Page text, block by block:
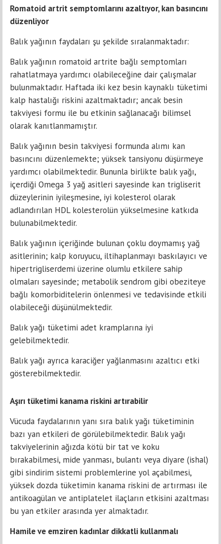
Romatoid artrit semptomlarını azaltıyor, kan basıncını
düzenliyor
Balık yağının faydaları şu şekilde sıralanmaktadır:
Balık yağının romatoid artrite bağlı semptomları
rahatlatmaya yardımcı olabileceğine dair çalışmalar
bulunmaktadır. Haftada iki kez besin kaynaklı tüketimi
kalp hastalığı riskini azaltmaktadır; ancak besin
takviyesi formu ile bu etkinin sağlanacağı bilimsel
olarak kanıtlanmamıştır.
Balık yağının besin takviyesi formunda alımı kan
basıncını düzenlemekte; yüksek tansiyonu düşürmeye
yardımcı olabilmektedir. Bununla birlikte balık yağı,
içerdiği Omega 3 yağ asitleri sayesinde kan trigliserit
düzeylerinin iyileşmesine, iyi kolesterol olarak
adlandırılan HDL kolesterolün yükselmesine katkıda
bulunabilmektedir.
Balık yağının içeriğinde bulunan çoklu doymamış yağ
asitlerinin; kalp koruyucu, iltihaplanmayı baskılayıcı ve
hipertrigliserdemi üzerine olumlu etkilere sahip
olmaları sayesinde; metabolik sendrom gibi obeziteye
bağlı komorbiditelerin önlenmesi ve tedavisinde etkili
olabileceği düşünülmektedir.
Balık yağı tüketimi adet kramplarına iyi
gelebilmektedir.
Balık yağı ayrıca karaciğer yağlanmasını azaltıcı etki
gösterebilmektedir.
Aşırı tüketimi kanama riskini artırabilir
Vücuda faydalarının yanı sıra balık yağı tüketiminin
bazı yan etkileri de görülebilmektedir. Balık yağı
takviyelerinin ağızda kötü bir tat ve koku
bırakabilmesi, mide yanması, bulantı veya diyare (ishal)
gibi sindirim sistemi problemlerine yol açabilmesi,
yüksek dozda tüketimin kanama riskini de artırması ile
antikoagülan ve antiplatelet ilaçların etkisini azaltması
bu yan etkiler arasında yer almaktadır.
Hamile ve emziren kadınlar dikkatli kullanmalı